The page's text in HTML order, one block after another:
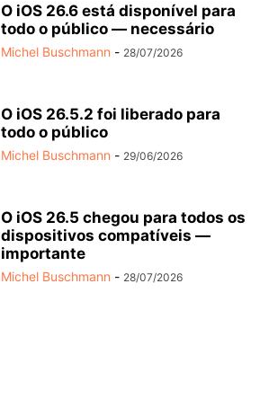
O iOS 26.6 está disponível para
todo o público — necessário
Michel Buschmann - 28/07/2026
O iOS 26.5.2 foi liberado para
todo o público
Michel Buschmann - 29/06/2026
O iOS 26.5 chegou para todos os
dispositivos compatíveis —
importante
Michel Buschmann - 28/07/2026